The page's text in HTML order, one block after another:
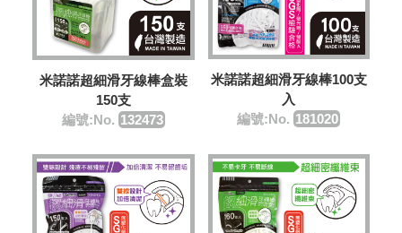
米諾諾超細滑牙線棒盒裝
150支
編號:No. 132473
米諾諾超細滑牙線棒100支
入
編號:No. 181020